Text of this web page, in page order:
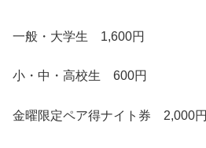
一般・大学生 1,600円
小・中・高校生 600円
金曜限定ペア得ナイト券 2,000円